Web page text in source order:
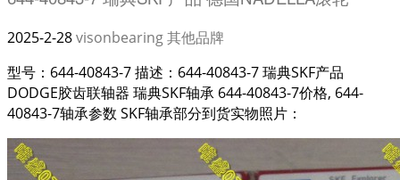
2025-2-28visonbearing其他品牌
型号：644-40843-7 描述：644-40843-7 瑞典SKF产品
DODGE胶齿联轴器 瑞典SKF轴承 644-40843-7价格, 644-
40843-7轴承参数 SKF轴承部分到货实物照片：